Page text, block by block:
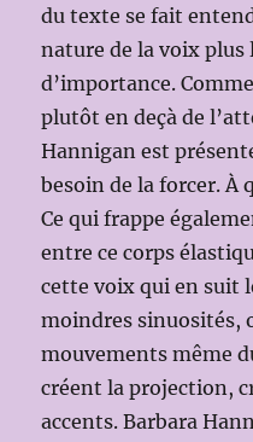
du texte se fait
nature de la voix plus
d’importance.
plutôt en deçà de
Hannigan est
besoin de la forcer. À
Ce qui frappe
entre ce corps
cette voix qui en suit
moindres sinuosités,
mouvements même
créent la projection,
accents. Barbara